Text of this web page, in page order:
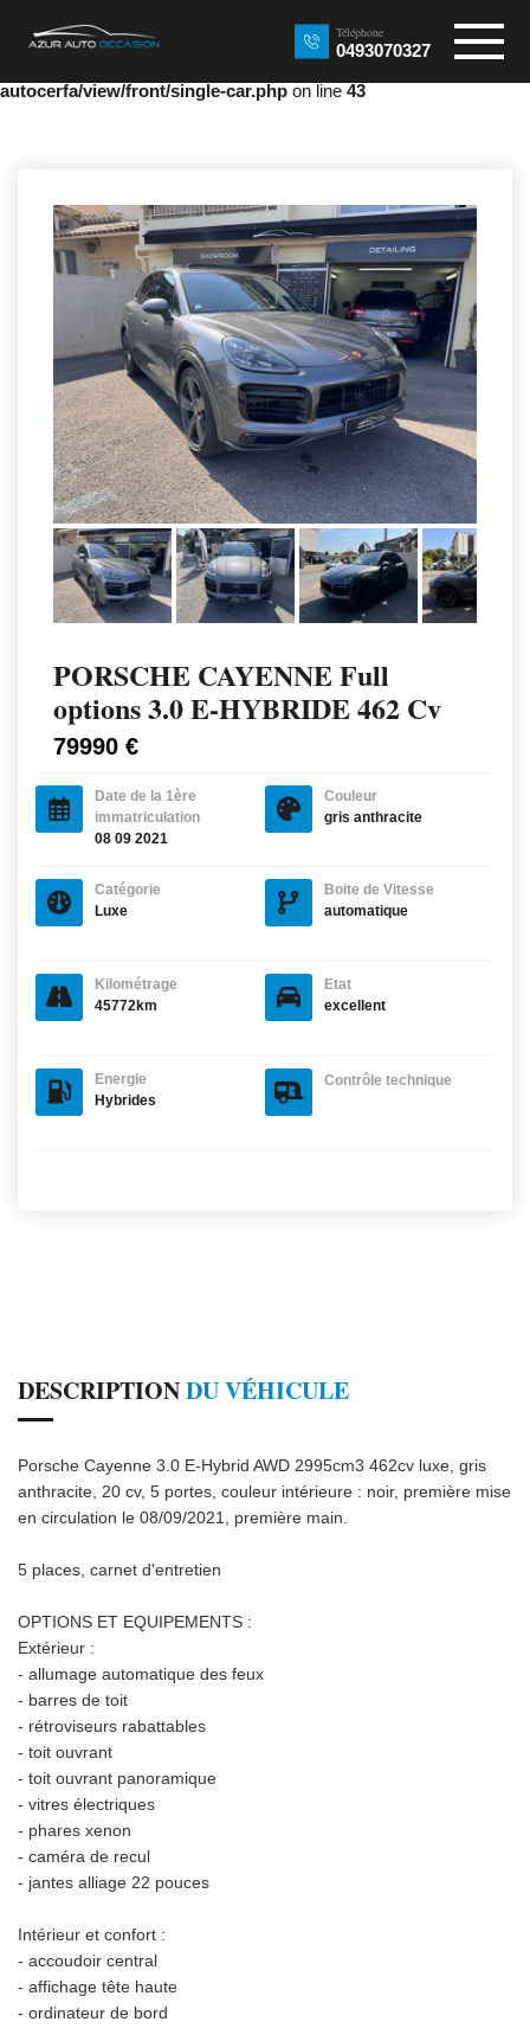
Téléphone
0493070327
Warning: Undefined array key "lead_id" in
/home/clients/8d3d46711dd3e484540c33063c9d697d/sites/azur-
autocerfa/view/front/single-car.php on line 43
PORSCHE CAYENNE Full
options 3.0 E-HYBRIDE 462 Cv
79990 €
Date de la 1ère
immatriculation
08 09 2021
Catégorie
Luxe
Kilométrage
45772km
Energie
Hybrides
Couleur
gris anthracite
Boite de Vitesse
automatique
Etat
excellent
Contrôle technique
DESCRIPTIONDU VÉHICULE
Porsche Cayenne 3.0 E-Hybrid AWD 2995cm3 462cv luxe, gris
anthracite, 20 cv, 5 portes, couleur intérieure : noir, première mise
en circulation le 08/09/2021, première main.
5 places, carnet d'entretien
OPTIONS ET EQUIPEMENTS :
Extérieur :
- allumage automatique des feux
- barres de toit
- rétroviseurs rabattables
- toit ouvrant
- toit ouvrant panoramique
- vitres électriques
- phares xenon
- caméra de recul
- jantes alliage 22 pouces
Intérieur et confort :
- accoudoir central
- affichage tête haute
- ordinateur de bord